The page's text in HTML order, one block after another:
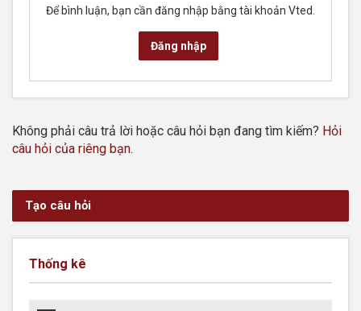
Để bình luận, bạn cần đăng nhập bằng tài khoản Vted.
Đăng nhập
Không phải câu trả lời hoặc câu hỏi bạn đang tìm kiếm? Hỏi
câu hỏi của riêng bạn.
Tạo câu hỏi
Thống kê